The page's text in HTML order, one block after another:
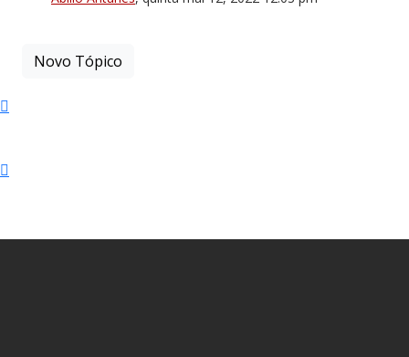
Novo Tópico